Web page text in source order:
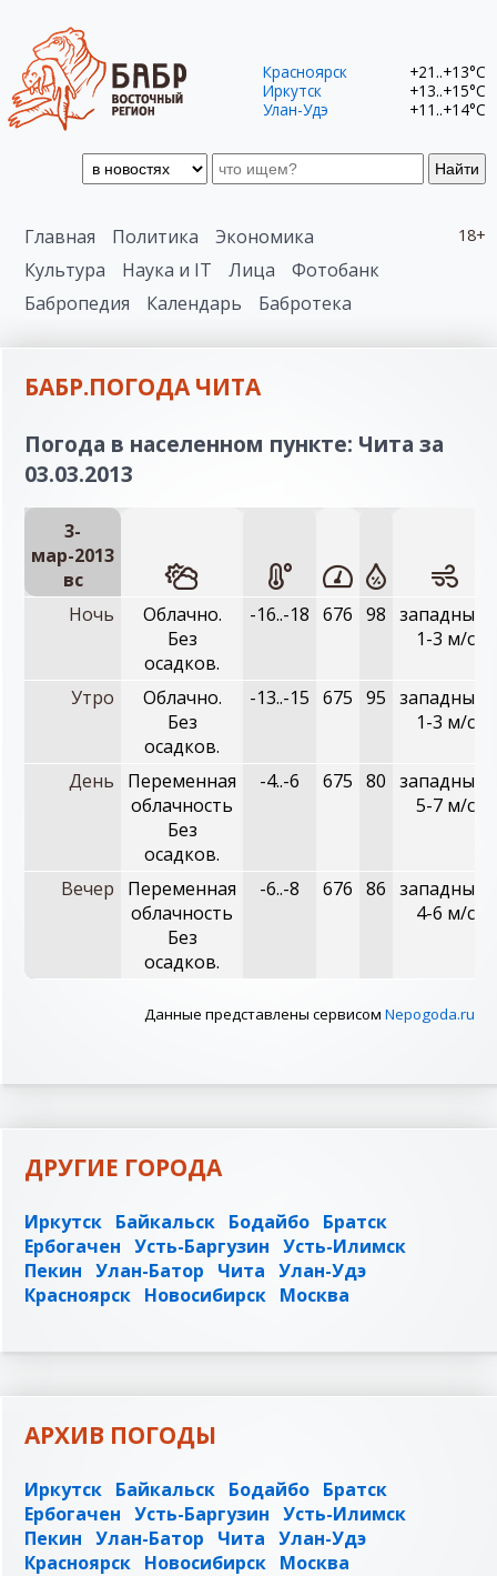
Найти
Красноярск
+21..+13°C
Иркутск
+13..+15°C
Улан-Удэ
+11..+14°C
18+
Главная Политика
Экономика
Культура
Наука и IT Лица
Фотобанк
Бабропедия
Календарь Бабротека
БАБР.ПОГОДА ЧИТА
Погода в населенном пункте: Чита за
03.03.2013
3-
мар-2013
вc
Ночь
Облачно.
Без
осадков.
-16..-18 676 98 западный,
1-3 м/с
Утро
Облачно.
Без
осадков.
-13..-15 675 95 западный,
1-3 м/с
День
Переменная
облачность
Без
осадков.
-4..-6 675 80 западный,
5-7 м/с
Вечер
Переменная
облачность
Без
осадков.
-6..-8 676 86 западный,
4-6 м/с
Данные представлены сервисом Nepogoda.ru
ДРУГИЕ ГОРОДА
Иркутск Байкальск Бодайбо Братск
Ербогачен Усть-Баргузин Усть-Илимск
Пекин Улан-Батор Чита Улан-Удэ
Красноярск Новосибирск Москва
АРХИВ ПОГОДЫ
Иркутск Байкальск Бодайбо Братск
Ербогачен Усть-Баргузин Усть-Илимск
Пекин Улан-Батор Чита Улан-Удэ
Красноярск Новосибирск Москва